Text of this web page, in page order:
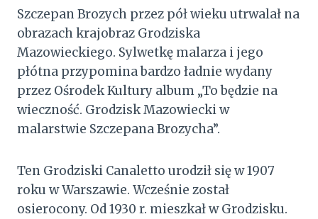
Szczepan Brozych przez pół wieku utrwalał na
obrazach krajobraz Grodziska
Mazowieckiego. Sylwetkę malarza i jego
płótna przypomina bardzo ładnie wydany
przez Ośrodek Kultury album „To będzie na
wieczność. Grodzisk Mazowiecki w
malarstwie Szczepana Brozycha”.
Ten Grodziski Canaletto urodził się w 1907
roku w Warszawie. Wcześnie został
osierocony. Od 1930 r. mieszkał w Grodzisku.